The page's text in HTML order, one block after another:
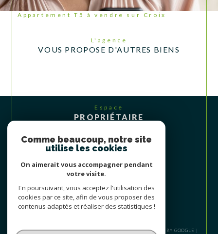
Appartement T5 à vendre sur Croix
L'agence
VOUS PROPOSE D'AUTRES BIENS
Espace
PROPRIÉTAIRE
© 2026 | TOUS DROITS RÉSERVÉS | TRADUCTION POWERED BY GOOGLE |
Comme beaucoup, notre site
utilise les cookies
On aimerait vous accompagner pendant
votre visite.
En poursuivant, vous acceptez l'utilisation des
cookies par ce site, afin de vous proposer des
contenus adaptés et réaliser des statistiques !